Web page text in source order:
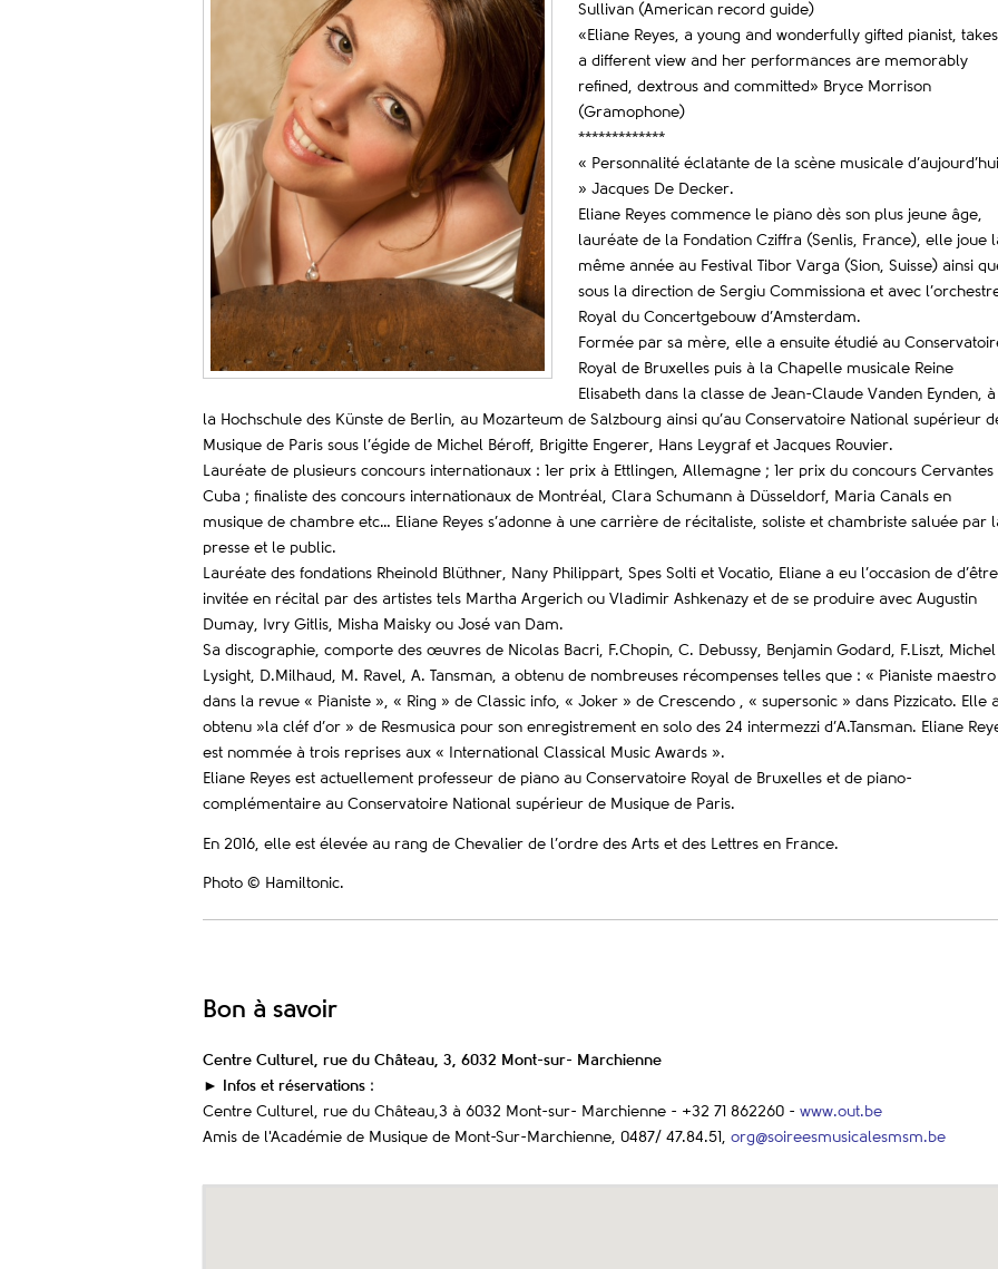
Sullivan (American record guide)
«Eliane Reyes, a young and wonderfully gifted pianist, takes
a different view and her performances are memorably
refined, dextrous and committed» Bryce Morrison
(Gramophone)
*************
« Personnalité éclatante de la scène musicale d’aujourd’hui
» Jacques De Decker.
Eliane Reyes commence le piano dès son plus jeune âge,
lauréate de la Fondation Cziffra (Senlis, France), elle joue
même année au Festival Tibor Varga (Sion, Suisse) ainsi
sous la direction de Sergiu Commissiona et avec
Royal du Concertgebouw d’Amsterdam.
Formée par sa mère, elle a ensuite étudié au
Royal de Bruxelles puis à la Chapelle musicale Reine
Elisabeth dans la classe de Jean-Claude Vanden Eynden, à
la Hochschule des Künste de Berlin, au Mozarteum de Salzbourg ainsi qu’au Conservatoire National supérieur
Musique de Paris sous l’égide de Michel Béroff, Brigitte Engerer, Hans Leygraf et Jacques Rouvier.
Lauréate de plusieurs concours internationaux : 1er prix à Ettlingen, Allemagne ; 1er prix du concours Cervantes
Cuba ; finaliste des concours internationaux de Montréal, Clara Schumann à Düsseldorf, Maria Canals en
musique de chambre etc… Eliane Reyes s’adonne à une carrière de récitaliste, soliste et chambriste saluée par
presse et le public.
Lauréate des fondations Rheinold Blüthner, Nany Philippart, Spes Solti et Vocatio, Eliane a eu l’occasion de d’être
invitée en récital par des artistes tels Martha Argerich ou Vladimir Ashkenazy et de se produire avec Augustin
Dumay, Ivry Gitlis, Misha Maisky ou José van Dam.
Sa discographie, comporte des œuvres de Nicolas Bacri, F.Chopin, C. Debussy, Benjamin Godard, F.Liszt, Michel
Lysight, D.Milhaud, M. Ravel, A. Tansman, a obtenu de nombreuses récompenses telles que : « Pianiste
dans la revue « Pianiste », « Ring » de Classic info, « Joker » de Crescendo , « supersonic » dans Pizzicato. Elle
obtenu »la cléf d’or » de Resmusica pour son enregistrement en solo des 24 intermezzi d’A.Tansman. Eliane
est nommée à trois reprises aux « International Classical Music Awards ».
Eliane Reyes est actuellement professeur de piano au Conservatoire Royal de Bruxelles et de piano-
complémentaire au Conservatoire National supérieur de Musique de Paris.
En 2016, elle est élevée au rang de Chevalier de l’ordre des Arts et des Lettres en France.
Photo © Hamiltonic.
Bon à savoir
Centre Culturel, rue du Château, 3, 6032 Mont-sur- Marchienne
► Infos et réservations :
Centre Culturel, rue du Château,3 à 6032 Mont-sur- Marchienne - +32 71 862260 - www.out.be
Amis de l'Académie de Musique de Mont-Sur-Marchienne, 0487/ 47.84.51, org@soireesmusicalesmsm.be